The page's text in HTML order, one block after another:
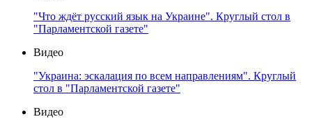
"Что ждёт русский язык на Украине". Круглый стол в
"Парламентской газете"
Видео
"Украина: эскалация по всем направлениям". Круглый
стол в "Парламентской газете"
Видео